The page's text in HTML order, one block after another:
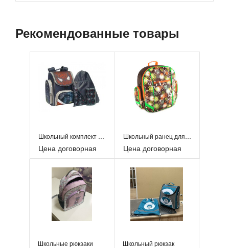
Рекомендованные товары
Школьный комплект ПАУК. Артикул: К-042/009
Цена договорная
Школьный ранец для ученика
Цена договорная
Школьные рюкзаки Школьный рюкзак